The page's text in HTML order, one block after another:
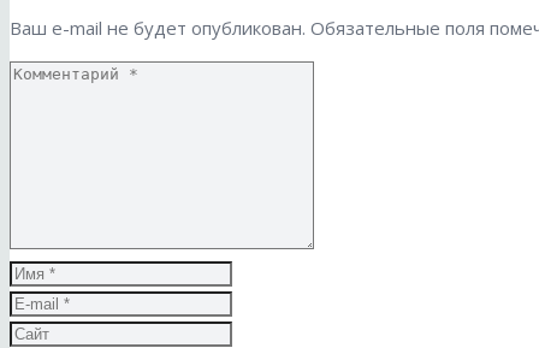
Ваш e-mail не будет опубликован. Обязательные поля